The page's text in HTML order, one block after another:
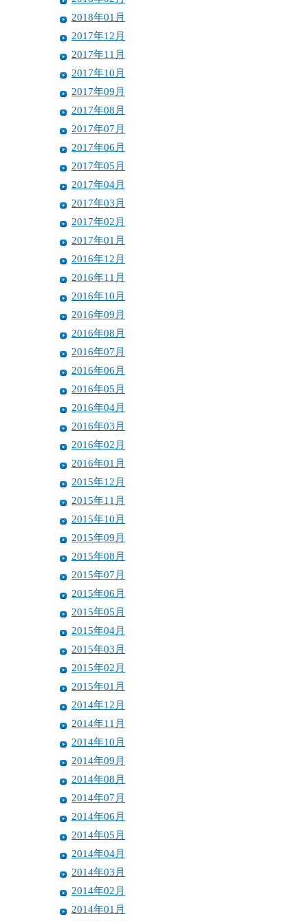
2018年01月
2017年12月
2017年11月
2017年10月
2017年09月
2017年08月
2017年07月
2017年06月
2017年05月
2017年04月
2017年03月
2017年02月
2017年01月
2016年12月
2016年11月
2016年10月
2016年09月
2016年08月
2016年07月
2016年06月
2016年05月
2016年04月
2016年03月
2016年02月
2016年01月
2015年12月
2015年11月
2015年10月
2015年09月
2015年08月
2015年07月
2015年06月
2015年05月
2015年04月
2015年03月
2015年02月
2015年01月
2014年12月
2014年11月
2014年10月
2014年09月
2014年08月
2014年07月
2014年06月
2014年05月
2014年04月
2014年03月
2014年02月
2014年01月